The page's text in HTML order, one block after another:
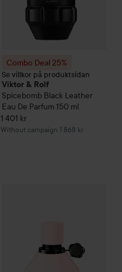
Combo Deal 25%
Se villkor på produktsidan
Viktor & Rolf
Spicebomb Black Leather
Eau De Parfum 150 ml
1 401 kr
Without campaign 1 868 kr